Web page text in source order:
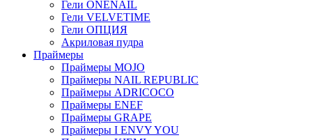
Гели ONENAIL
Гели VELVETIME
Гели ОПЦИЯ
Акриловая пудра
Праймеры
Праймеры MOJO
Праймеры NAIL REPUBLIC
Праймеры ADRICOCO
Праймеры ENEF
Праймеры GRAPE
Праймеры I ENVY YOU